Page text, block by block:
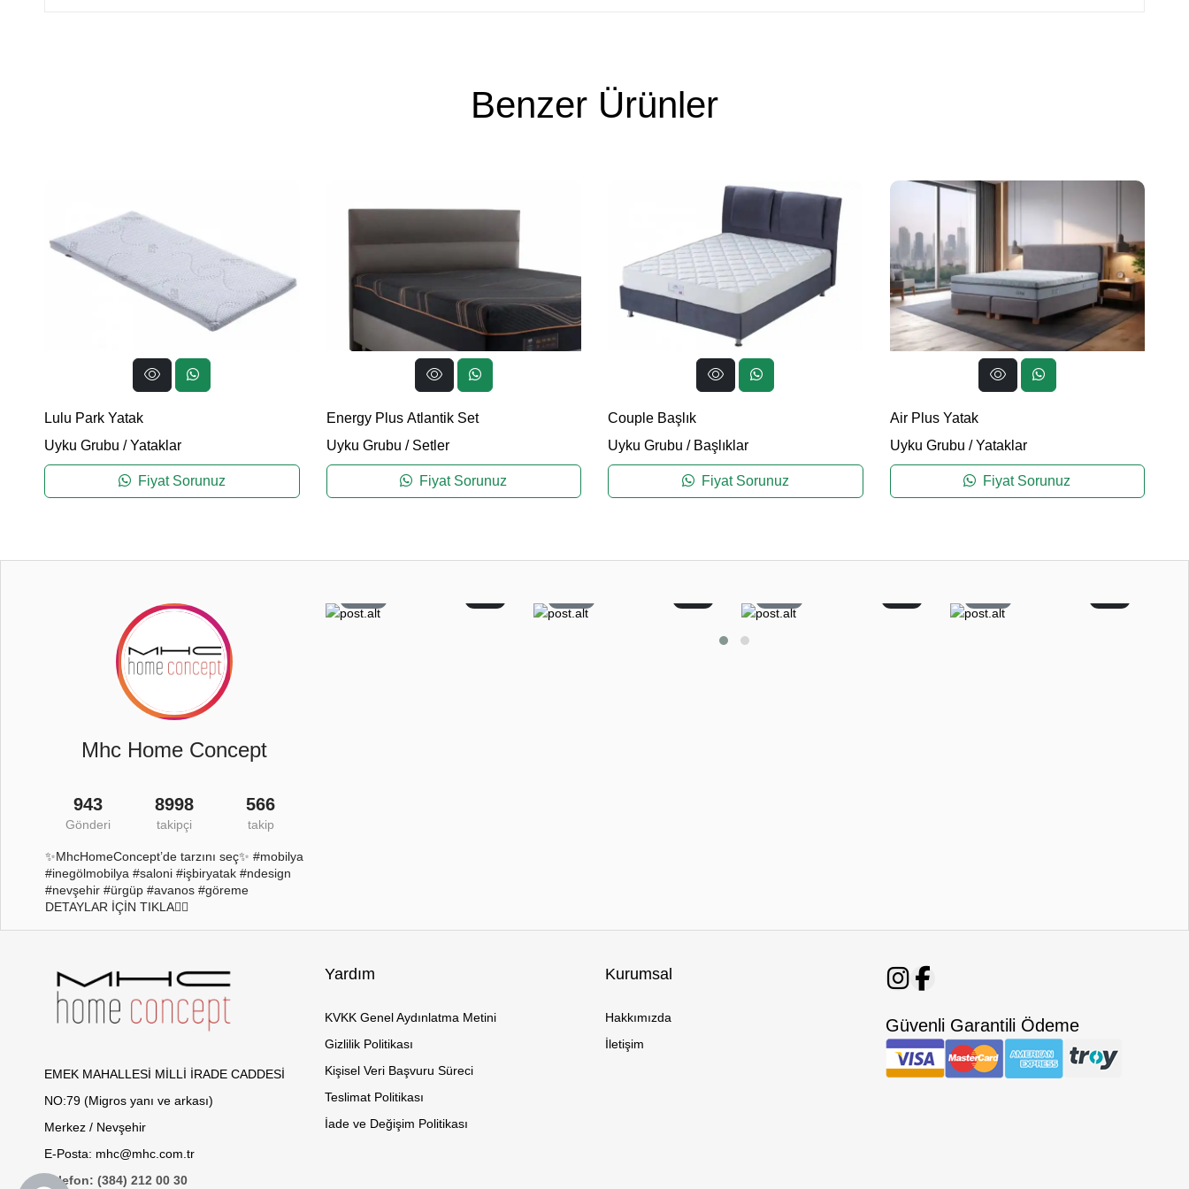
Benzer Ürünler
Lulu Park Yatak
Uyku Grubu /Yataklar
Fiyat Sorunuz
Energy Plus Atlantik Set
Uyku Grubu / Setler
Fiyat Sorunuz
Couple Başlık
Uyku Grubu / Başlıklar
Fiyat Sorunuz
Air Plus Yatak
Uyku Grubu /Yataklar
Fiyat Sorunuz
Mhc Home Concept
943
Gönderi
8998
takipçi
566
takip
✨MhcHomeConcept’de tarzını seç✨ #mobilya
#inegölmobilya #saloni #işbiryatak #ndesign
#nevşehir #ürgüp #avanos #göreme
DETAYLAR İÇİN TIKLA👇🏻
EMEK MAHALLESİ MİLLİ İRADE CADDESİ
NO:79 (Migros yanı ve arkası)
Merkez / Nevşehir
E-Posta: mhc@mhc.com.tr
Telefon: (384) 212 00 30
Yardım
KVKK Genel Aydınlatma Metini
Gizlilik Politikası
Kişisel Veri Başvuru Süreci
Teslimat Politikası
İade ve Değişim Politikası
Kurumsal
Hakkımızda
İletişim
Güvenli Garantili Ödeme